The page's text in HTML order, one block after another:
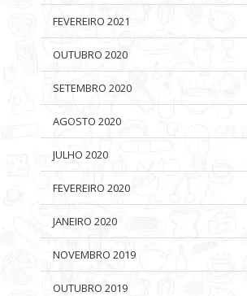
FEVEREIRO 2021
OUTUBRO 2020
SETEMBRO 2020
AGOSTO 2020
JULHO 2020
FEVEREIRO 2020
JANEIRO 2020
NOVEMBRO 2019
OUTUBRO 2019